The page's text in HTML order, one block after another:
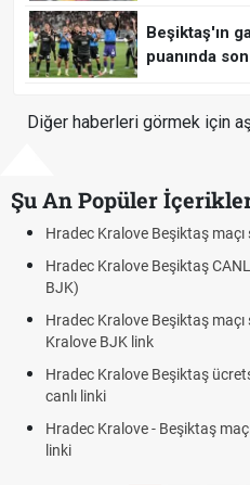
Beşiktaş'ın
puanında
Diğer haberleri görmek için
Şu An Popüler
yayın izle
(Hradec Kralove
Plus izle, Hradec
Kralove BJK maçı
canlı S Sport Plus
Hradec
Hradec
Trivela
Plonjon